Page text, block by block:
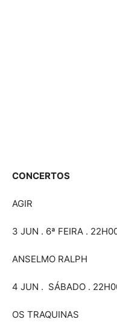
CONCERTOS
AGIR
3 JUN . 6ª FEIRA .
ANSELMO RALPH
4 JUN . SÁBADO .
OS TRAQUINAS